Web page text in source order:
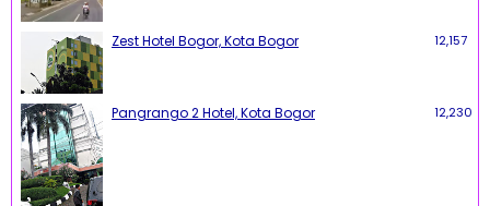
Zest Hotel Bogor, Kota Bogor 12,157
Pangrango 2 Hotel, Kota Bogor 12,230